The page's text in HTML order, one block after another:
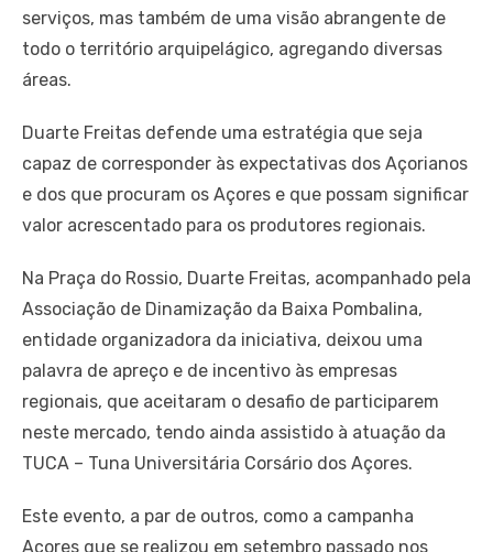
serviços, mas também de uma visão abrangente de
todo o território arquipelágico, agregando diversas
áreas.
Duarte Freitas defende uma estratégia que seja
capaz de corresponder às expectativas dos Açorianos
e dos que procuram os Açores e que possam significar
valor acrescentado para os produtores regionais.
Na Praça do Rossio, Duarte Freitas, acompanhado pela
Associação de Dinamização da Baixa Pombalina,
entidade organizadora da iniciativa, deixou uma
palavra de apreço e de incentivo às empresas
regionais, que aceitaram o desafio de participarem
neste mercado, tendo ainda assistido à atuação da
TUCA – Tuna Universitária Corsário dos Açores.
Este evento, a par de outros, como a campanha
Açores que se realizou em setembro passado nos